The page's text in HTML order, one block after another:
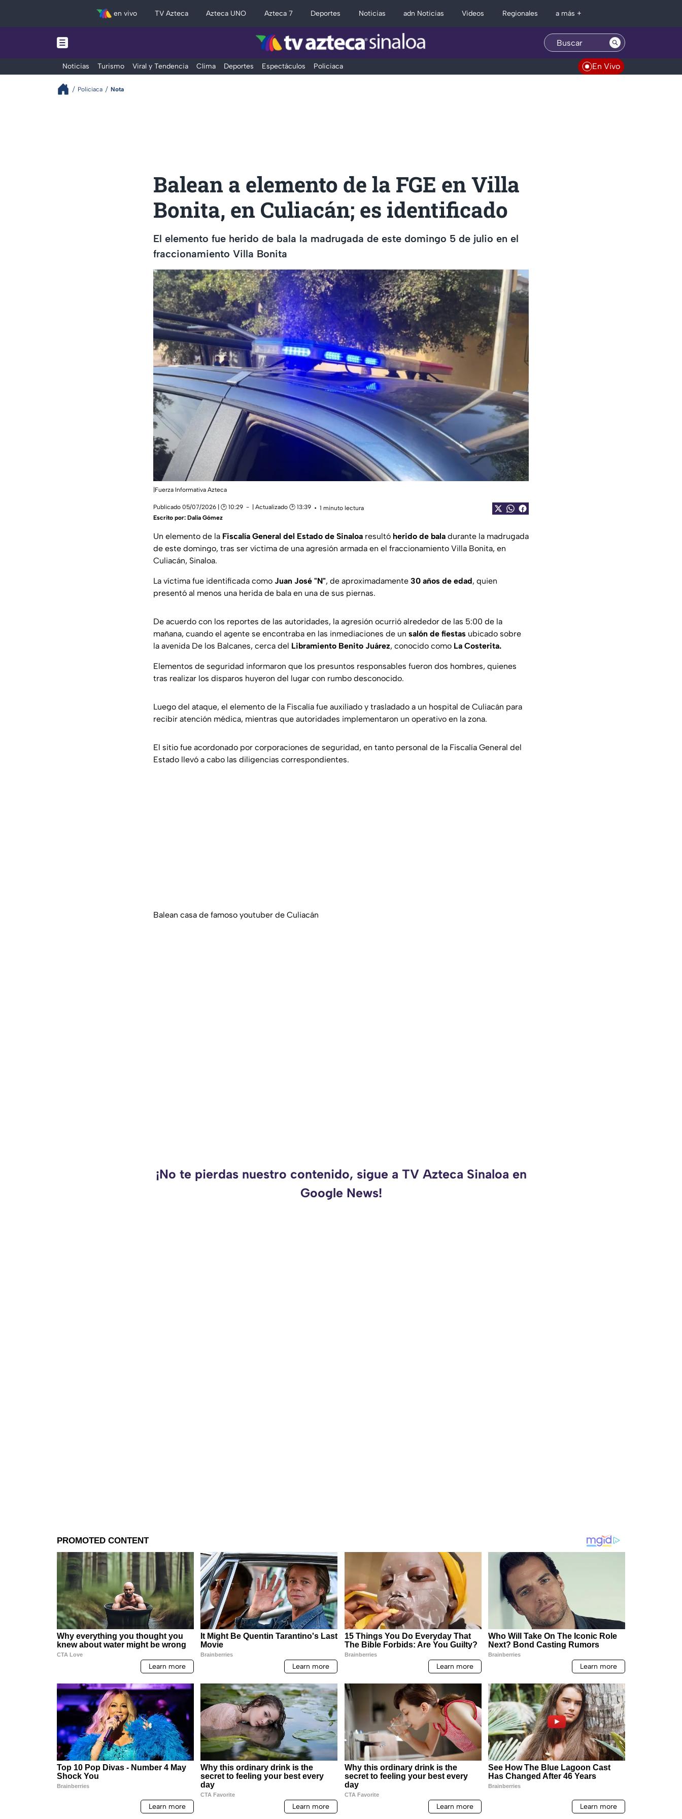
en vivo TV Azteca Azteca UNO Azteca 7 Deportes Noticias adn Noticias Videos Regionales a más +
Noticias Turismo Viral y Tendencia Clima Deportes Espectáculos Policiaca En Vivo
Policiaca Nota
Balean a elemento de la FGE en Villa
Bonita, en Culiacán; es identificado
El elemento fue herido de bala la madrugada de este domingo 5 de julio en el
fraccionamiento Villa Bonita
|Fuerza Informativa Azteca
Publicado 05/07/2026 | 🕑 10:29 | Actualizado 🕑 13:39
1 minuto lectura
Escrito por: Dalia Gómez
Un elemento de la Fiscalía General del Estado de Sinaloa resultó herido de bala durante la madrugada
de este domingo, tras ser víctima de una agresión armada en el fraccionamiento Villa Bonita, en
Culiacán, Sinaloa.
La víctima fue identificada como Juan José "N", de aproximadamente 30 años de edad, quien
presentó al menos una herida de bala en una de sus piernas.
De acuerdo con los reportes de las autoridades, la agresión ocurrió alrededor de las 5:00 de la
mañana, cuando el agente se encontraba en las inmediaciones de un salón de fiestas ubicado sobre
la avenida De los Balcanes, cerca del Libramiento Benito Juárez, conocido como La Costerita.
Elementos de seguridad informaron que los presuntos responsables fueron dos hombres, quienes
tras realizar los disparos huyeron del lugar con rumbo desconocido.
Luego del ataque, el elemento de la Fiscalía fue auxiliado y trasladado a un hospital de Culiacán para
recibir atención médica, mientras que autoridades implementaron un operativo en la zona.
El sitio fue acordonado por corporaciones de seguridad, en tanto personal de la Fiscalía General del
Estado llevó a cabo las diligencias correspondientes.
Balean casa de famoso youtuber de Culiacán
¡No te pierdas nuestro contenido, sigue a TV Azteca Sinaloa en
Google News!